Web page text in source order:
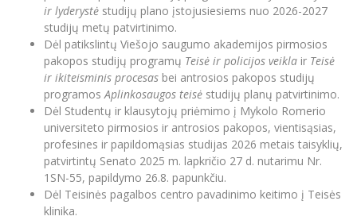
Frankofoniškų šalių studijų centras
Projektai
Akademinė leidyba
Mokymų LAB
Mokslo naujienos
Kasmetiniai mokslo renginiai
Darbas MRU
Universiteto simbolika
Atributika
Naujienos
Tarptautiškumas
Studentams
Studentams
Darbuotojams
Darnus vystymasis
Privatumo politika
Vadovų MBA
Švietimo ir kultūros vadovų MPA
Teisės LL.M.
Papildomosios studijos
Pedagogų rengimas
Doktorantūros studijos
Profesinės bakalauro studijos
Personalo valdymo centras
Privačių interesų deklaravimas
Informacija naujiems darbuotojams
ir lyderystė studijų plano įstojusiesiems nuo 2026-2027
studijų metų patvirtinimo.
Dėl patikslintų Viešojo saugumo akademijos pirmosios
pakopos studijų programų Teisė ir policijos veikla ir Teisė
ir ikiteisminis procesas bei antrosios pakopos studijų
programosAplinkosaugos teisė studijų planų patvirtinimo.
Dėl Studentų ir klausytojų priėmimo į Mykolo Romerio
universiteto pirmosios ir antrosios pakopos, vientisąsias,
profesines ir papildomąsias studijas 2026 metais taisyklių,
patvirtintų Senato 2025 m. lapkričio 27 d. nutarimu Nr.
1SN-55, papildymo 26.8. papunkčiu.
Dėl Teisinės pagalbos centro pavadinimo keitimo į Teisės
klinika.